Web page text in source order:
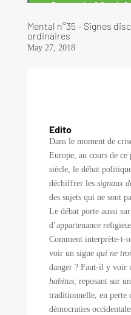
Mental n°35 – Signes
ordinaires
May 27, 2018
Edito
Dans le moment de
Europe, au cours de
siècle, le débat
déchiffrer les signaux
des sujets qui ne sont
Le débat porte aussi
d’appartenance
Comment interprète-t-
voir un signe qui ne
danger ? Faut-il y voir
habitus, reposant sur
traditionnelle, en perte
démocraties